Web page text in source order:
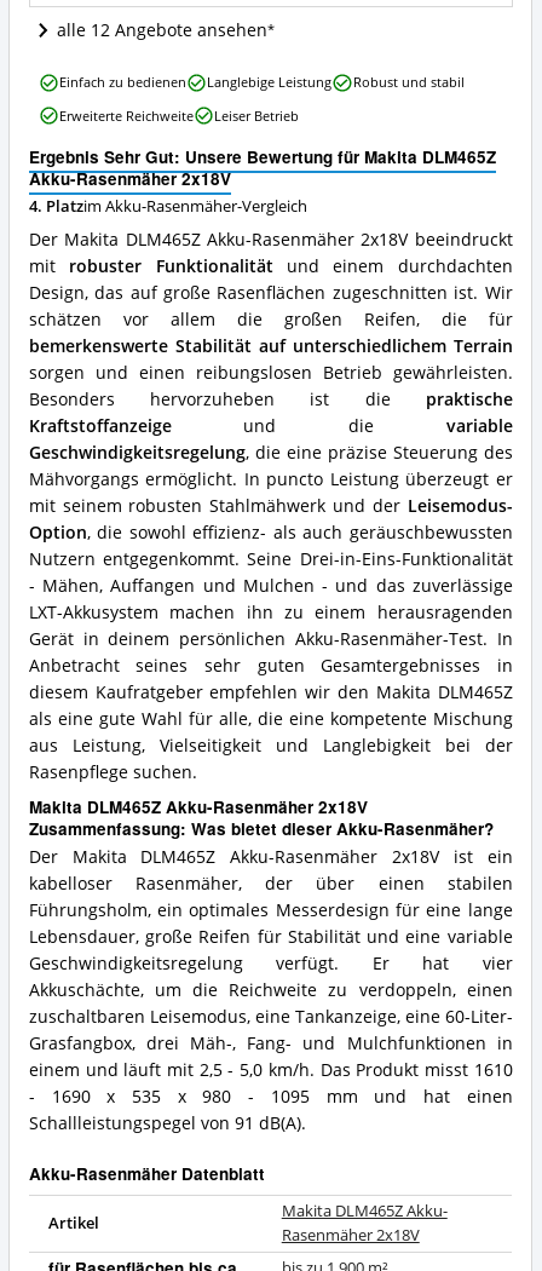
dieser
Akku-
erhältlich?
alle 12 Angebote ansehen
Ergebnis Sehr Gut: Unsere Bewertung für Makita DLM465Z
Akku-Rasenmäher 2x18V
4. Platzim Akku-Rasenmäher-Vergleich
Der Makita DLM465Z Akku-Rasenmäher 2x18V beeindruckt
mit robuster Funktionalität und einem durchdachten
Design, das auf große Rasenflächen zugeschnitten ist. Wir
schätzen vor allem die großen Reifen, die für
bemerkenswerte Stabilität auf unterschiedlichem Terrain
sorgen und einen reibungslosen Betrieb gewährleisten.
Besonders hervorzuheben ist die praktische
Kraftstoffanzeigeund die variable
Geschwindigkeitsregelung, die eine präzise Steuerung des
Mähvorgangs ermöglicht. In puncto Leistung überzeugt er
mit seinem robusten Stahlmähwerk und der Leisemodus-
Option, die sowohl effizienz- als auch geräuschbewussten
Nutzern entgegenkommt. Seine Drei-in-Eins-Funktionalität
- Mähen, Auffangen und Mulchen - und das zuverlässige
LXT-Akkusystem machen ihn zu einem herausragenden
Gerät in deinem persönlichen Akku-Rasenmäher-Test. In
Anbetracht seines sehr guten Gesamtergebnisses in
diesem Kaufratgeber empfehlen wir den Makita DLM465Z
als eine gute Wahl für alle, die eine kompetente Mischung
aus Leistung, Vielseitigkeit und Langlebigkeit bei der
Rasenpflege suchen.
Makita DLM465Z Akku-Rasenmäher 2x18V
Zusammenfassung: Was bietet dieser Akku-Rasenmäher?
Der Makita DLM465Z Akku-Rasenmäher 2x18V ist ein
kabelloser Rasenmäher, der über einen stabilen
Führungsholm, ein optimales Messerdesign für eine lange
Lebensdauer, große Reifen für Stabilität und eine variable
Geschwindigkeitsregelung verfügt. Er hat vier
Akkuschächte, um die Reichweite zu verdoppeln, einen
zuschaltbaren Leisemodus, eine Tankanzeige, eine 60-Liter-
Grasfangbox, drei Mäh-, Fang- und Mulchfunktionen in
einem und läuft mit 2,5 - 5,0 km/h. Das Produkt misst 1610
- 1690 x 535 x 980 - 1095 mm und hat einen
Schallleistungspegel von 91 dB(A).
Akku-Rasenmäher Datenblatt
Artikel
Makita DLM465Z Akku-
Rasenmäher 2x18V
Makita
DLM465Z
Akku-
2x18V
Vorteile:
Was
spricht
für
diesen
Akku-
Rasenmäher?
Einfach zu bedienen Langlebige Leistung
Robust und stabil
Erweiterte Reichweite
Leiser Betrieb